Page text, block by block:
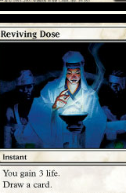
Dose revivifiante